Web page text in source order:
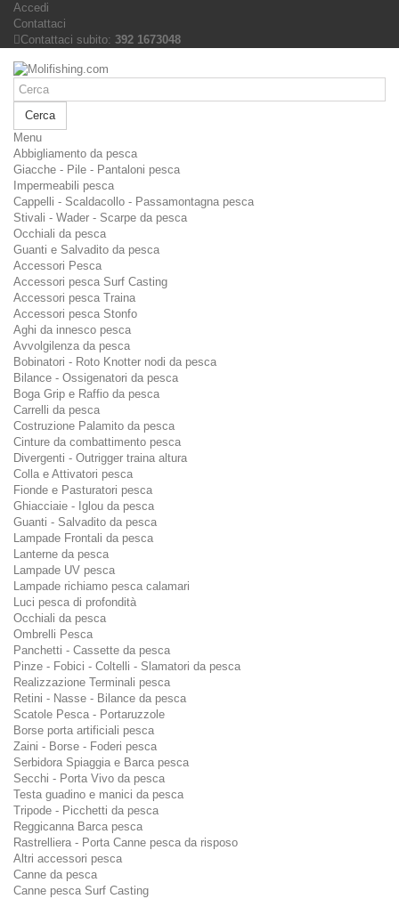
Accedi
Contattaci
Contattaci subito: 392 1673048
Cerca
Menu
Abbigliamento da pesca
Giacche - Pile - Pantaloni pesca
Impermeabili pesca
Cappelli - Scaldacollo - Passamontagna pesca
Stivali - Wader - Scarpe da pesca
Occhiali da pesca
Guanti e Salvadito da pesca
Accessori Pesca
Accessori pesca Surf Casting
Accessori pesca Traina
Accessori pesca Stonfo
Aghi da innesco pesca
Avvolgilenza da pesca
Bobinatori - Roto Knotter nodi da pesca
Bilance - Ossigenatori da pesca
Boga Grip e Raffio da pesca
Carrelli da pesca
Costruzione Palamito da pesca
Cinture da combattimento pesca
Divergenti - Outrigger traina altura
Colla e Attivatori pesca
Fionde e Pasturatori pesca
Ghiacciaie - Iglou da pesca
Guanti - Salvadito da pesca
Lampade Frontali da pesca
Lanterne da pesca
Lampade UV pesca
Lampade richiamo pesca calamari
Luci pesca di profondità
Occhiali da pesca
Ombrelli Pesca
Panchetti - Cassette da pesca
Pinze - Fobici - Coltelli - Slamatori da pesca
Realizzazione Terminali pesca
Retini - Nasse - Bilance da pesca
Scatole Pesca - Portaruzzole
Borse porta artificiali pesca
Zaini - Borse - Foderi pesca
Serbidora Spiaggia e Barca pesca
Secchi - Porta Vivo da pesca
Testa guadino e manici da pesca
Tripode - Picchetti da pesca
Reggicanna Barca pesca
Rastrelliera - Porta Canne pesca da risposo
Altri accessori pesca
Canne da pesca
Canne pesca Surf Casting